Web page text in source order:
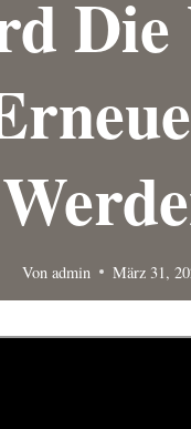
Die
Von admin März 31,